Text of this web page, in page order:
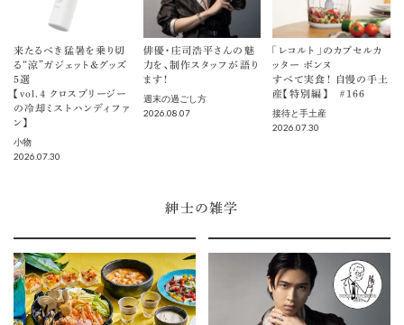
来たるべき猛暑を乗り切
る“涼”ガジェット＆グッズ
5選
【vol.４ クロスブリージー
の冷却ミストハンディファ
ン】
小物
2026.07.30
俳優・庄司浩平さんの魅
力を、制作スタッフが語り
ます！
週末の過ごし方
2026.08.07
「レコルト」のカプセルカ
ッター ボンヌ
すべて実食！ 自慢の手土
産【特別編】 ＃166
接待と手土産
2026.07.30
紳士の雑学